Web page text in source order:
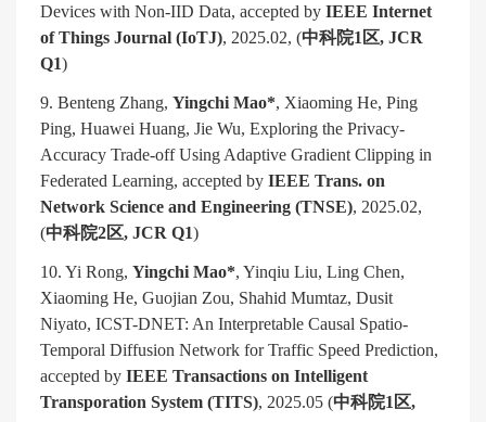
Devices with Non-IID Data, accepted by IEEE Internet
of Things Journal (IoTJ), 2025.02, (中科院1 区, JCR
Q1)
9. Benteng Zhang, Yingchi Mao*, Xiaoming He, Ping
Ping, Huawei Huang, Jie Wu, Exploring the Privacy-
Accuracy Trade-off Using Adaptive Gradient Clipping in
Federated Learning, accepted by IEEE Trans. on
Network Science and Engineering (TNSE), 2025.02,
(中科院2区, JCR Q1)
10. Yi Rong, Yingchi Mao*, Yinqiu Liu, Ling Chen,
Xiaoming He, Guojian Zou, Shahid Mumtaz, Dusit
Niyato, ICST-DNET: An Interpretable Causal Spatio-
Temporal Diffusion Network for Traffic Speed Prediction,
accepted by IEEE Transactions on Intelligent
Transporation System (TITS), 2025.05 (中科院1 区,